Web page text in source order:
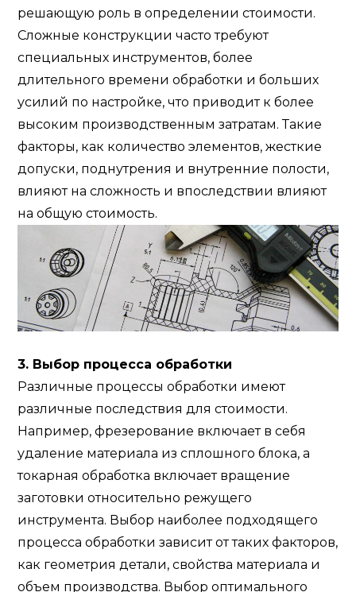
решающую роль в определении стоимости.
Сложные конструкции часто требуют
специальных инструментов, более
длительного времени обработки и больших
усилий по настройке, что приводит к более
высоким производственным затратам. Такие
факторы, как количество элементов, жесткие
допуски, поднутрения и внутренние полости,
влияют на сложность и впоследствии влияют
на общую стоимость.
3. Выбор процесса обработки
Различные процессы обработки имеют
различные последствия для стоимости.
Например, фрезерование включает в себя
удаление материала из сплошного блока, а
токарная обработка включает вращение
заготовки относительно режущего
инструмента. Выбор наиболее подходящего
процесса обработки зависит от таких факторов,
как геометрия детали, свойства материала и
объем производства. Выбор оптимального